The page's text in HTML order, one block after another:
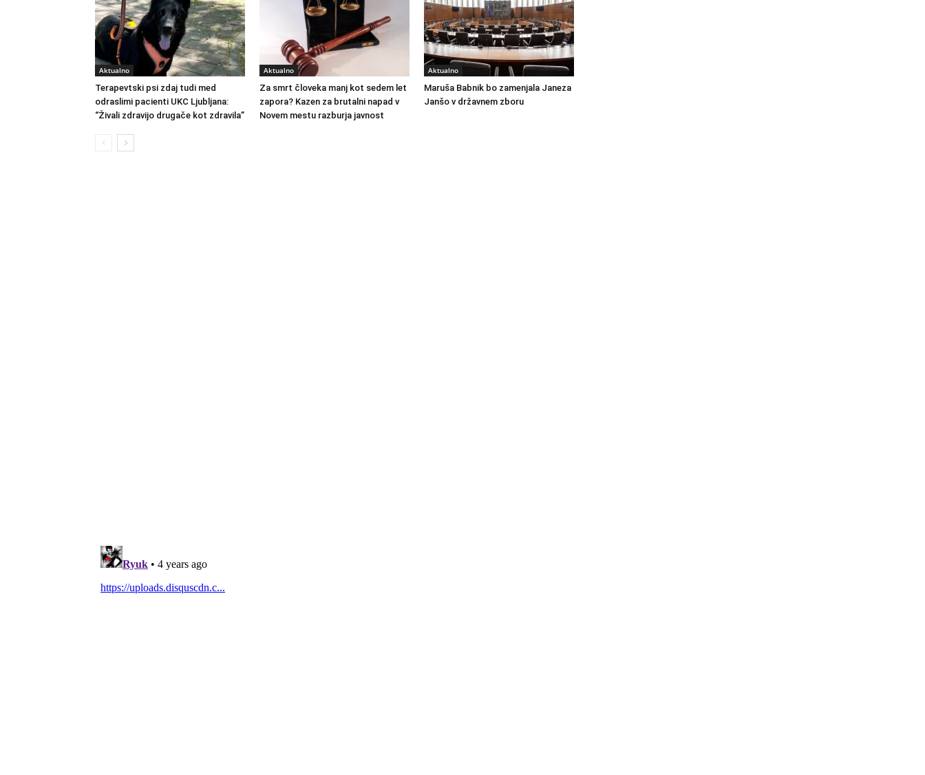
Aktualno
Terapevtski psi zdaj tudi med
odraslimi pacienti UKC Ljubljana:
“Živali zdravijo drugače kot zdravila”
Aktualno
Za smrt človeka manj kot sedem let
zapora? Kazen za brutalni napad v
Novem mestu razburja javnost
Aktualno
Maruša Babnik bo zamenjala Janeza
Janšo v državnem zboru